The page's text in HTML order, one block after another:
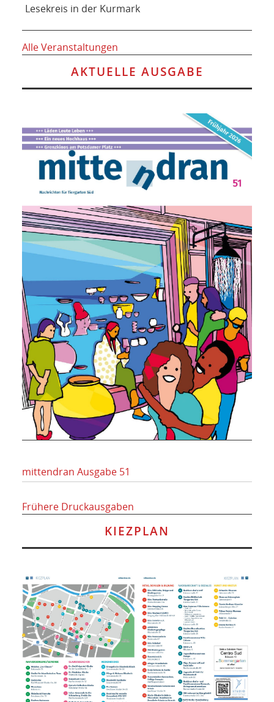
Lesekreis in der Kurmark
Alle Veranstaltungen
AKTUELLE AUSGABE
mittendran Ausgabe 51
Frühere Druckausgaben
KIEZPLAN